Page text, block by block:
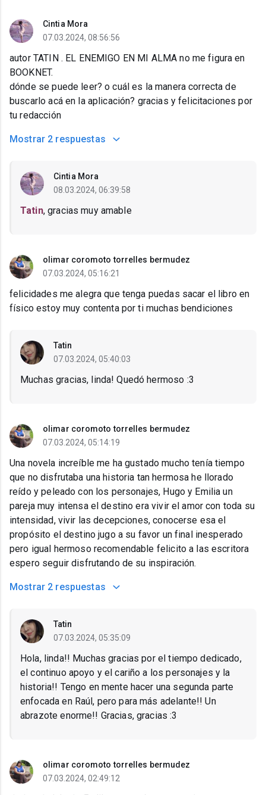
Cintia Mora
07.03.2024, 08:56:56
autor TATIN . EL ENEMIGO EN MI ALMA no me figura en
BOOKNET.
dónde se puede leer? o cuál es la manera correcta de
buscarlo acá en la aplicación? gracias y felicitaciones por
tu redacción
Mostrar 2 respuestas
Cintia Mora
08.03.2024, 06:39:58
Tatin, gracias muy amable
olimar coromoto torrelles bermudez
07.03.2024, 05:16:21
felicidades me alegra que tenga puedas sacar el libro en
físico estoy muy contenta por ti muchas bendiciones
Tatin
07.03.2024, 05:40:03
Muchas gracias, linda! Quedó hermoso :3
olimar coromoto torrelles bermudez
07.03.2024, 05:14:19
Una novela increíble me ha gustado mucho tenía tiempo
que no disfrutaba una historia tan hermosa he llorado
reído y peleado con los personajes, Hugo y Emilia un
pareja muy intensa el destino era vivir el amor con toda su
intensidad, vivir las decepciones, conocerse esa el
propósito el destino jugo a su favor un final inesperado
pero igual hermoso recomendable felicito a las escritora
espero seguir disfrutando de su inspiración.
Mostrar 2 respuestas
Tatin
07.03.2024, 05:35:09
Hola, linda!! Muchas gracias por el tiempo dedicado,
el continuo apoyo y el cariño a los personajes y la
historia!! Tengo en mente hacer una segunda parte
enfocada en Raúl, pero para más adelante!! Un
abrazote enorme!! Gracias, gracias :3
olimar coromoto torrelles bermudez
07.03.2024, 02:49:12